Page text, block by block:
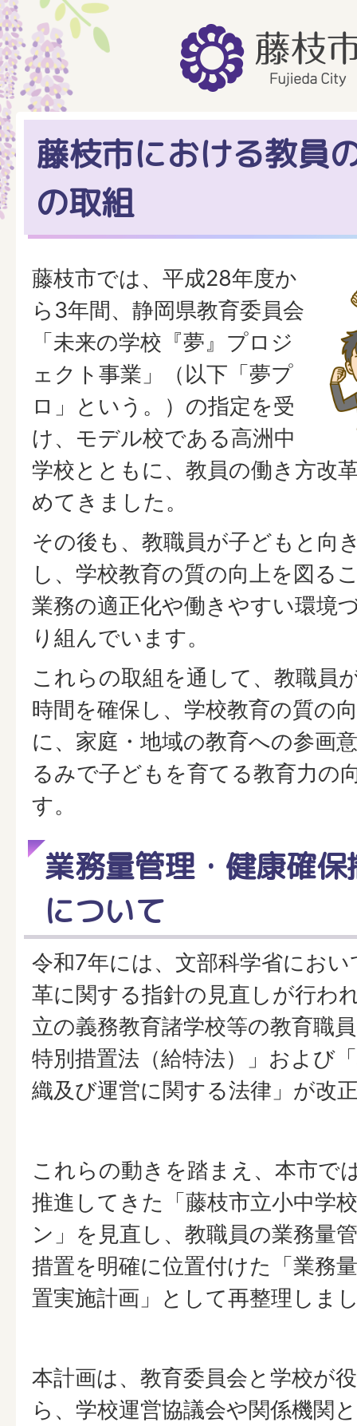
藤枝市における教員
の取組
藤枝市では、平成28年度か
ら3年間、静岡県教育委員会
「未来の学校『夢』プロジ
ェクト事業」（以下「夢プ
ロ」という。）の指定を受
け、モデル校である高洲中
学校とともに、教員の働き方改
めてきました。
その後も、教職員が子どもと向
し、学校教育の質の向上を図る
業務の適正化や働きやすい環境
り組んでいます。
これらの取組を通して、教職員
時間を確保し、学校教育の質の
に、家庭・地域の教育への参画
るみで子どもを育てる教育力の
す。
業務量管理・健康確
について
令和7年には、文部科学省にお
革に関する指針の見直しが行わ
立の義務教育諸学校等の教育職
特別措置法（給特法）」および
織及び運営に関する法律」が改
これらの動きを踏まえ、本市で
推進してきた「藤枝市立小中学
ン」を見直し、教職員の業務量
措置を明確に位置付けた「業務
置実施計画」として再整理しま
本計画は、教育委員会と学校が
ら、学校運営協議会や関係機関